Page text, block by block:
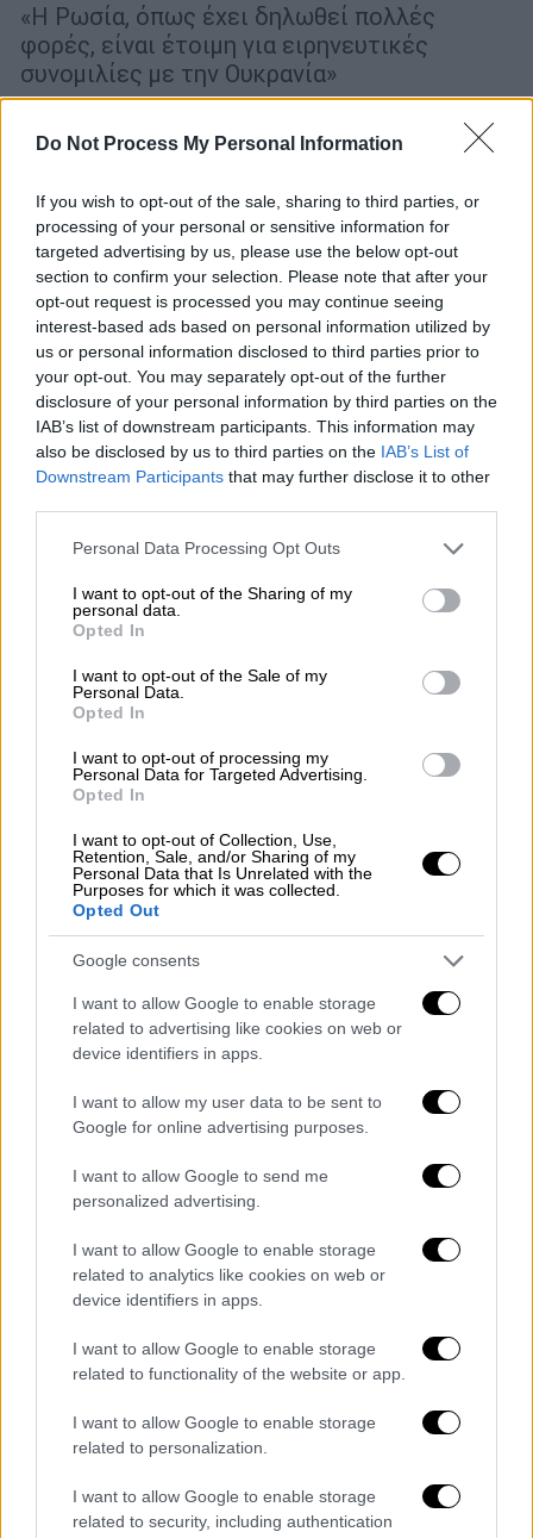
Do Not Process My Personal Information
If you wish to opt-out of the sale, sharing to third parties, or
processing of your personal or sensitive information for
targeted advertising by us, please use the below opt-out
section to confirm your selection. Please note that after your
opt-out request is processed you may continue seeing
interest-based ads based on personal information utilized by
us or personal information disclosed to third parties prior to
your opt-out. You may separately opt-out of the further
disclosure of your personal information by third parties on the
IAB’s list of downstream participants. This information may
also be disclosed by us to third parties on the IAB’s List of
Downstream Participants that may further disclose it to other
Please note that this website/app uses one or more Google
not limited to your visit or usage behaviour. You may click to
grant or deny consent to Google and its third-party tags to
use your data for below specified purposes in below Google
consent section.
Personal Data Processing Opt Outs
I want to opt-out of the Sharing of my
personal data.
Opted In
I want to opt-out of the Sale of my
Personal Data.
Opted In
I want to opt-out of processing my
Personal Data for Targeted Advertising.
Opted In
I want to opt-out of Collection, Use,
Retention, Sale, and/or Sharing of my
Personal Data that Is Unrelated with the
Purposes for which it was collected.
Opted Out
Google consents
I want to allow Google to enable storage
related to advertising like cookies on web or
device identifiers in apps.
I want to allow my user data to be sent to
Google for online advertising purposes.
I want to allow Google to send me
personalized advertising.
I want to allow Google to enable storage
related to analytics like cookies on web or
device identifiers in apps.
I want to allow Google to enable storage
related to functionality of the website or app.
I want to allow Google to enable storage
related to personalization.
I want to allow Google to enable storage
related to security, including authentication
«Η Ρωσία, όπως έχει δηλωθεί πολλές
φορές, είναι έτοιμη για ειρηνευτικές
συνομιλίες με την Ουκρανία»
Κόσμος|16.06.2026 23:22
Θρίλερ στην Πολωνία: Εξόριστος Ρώσος
δολοφονήθηκε εν ψυχρώ
Δύο συλλήψεις υπόπτων προς το παρόν - Τι
ερευνούν οι Αρχές
Κόσμος 16.06.2026 21:32
σοβιετικές φυλακές διέδωσαν τα πιο
διάσημα κορακίστικα της Ρωσίας
Η αργκό των φυλακών χρησιμοποιούνταν
κάποτε για να μπερδεύουν τους φρουρούς
στα Γκουλάγκ του Στάλιν - Σήμερα,
χρησιμοποιείται από Ρώσους
κυβερνοεγκληματίες